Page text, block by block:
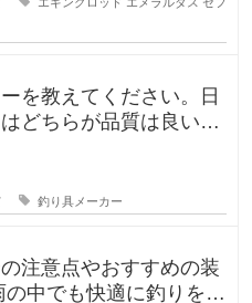
を教えてください。日
どちらが品質は良いで
釣り具メーカー
注意点やおすすめの装
中でも快適に釣りを楽